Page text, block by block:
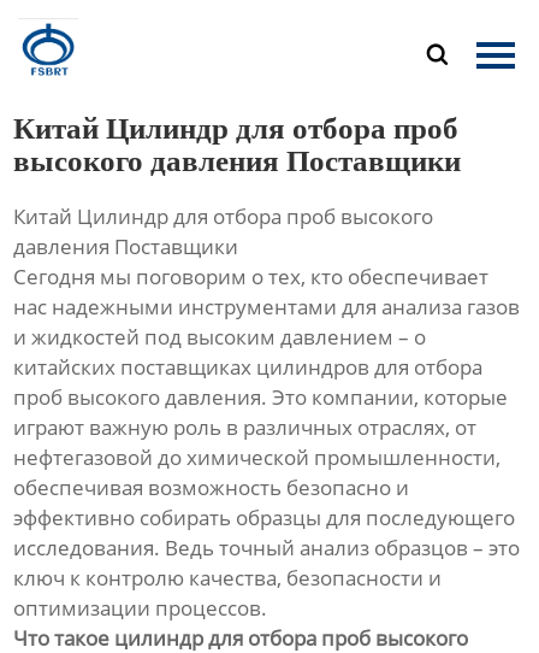

Главная
Новости
Контакты
Китай Цилиндр для отбора проб
высокого давления Поставщики
Китай Цилиндр для отбора проб высокого
давления Поставщики
Сегодня мы поговорим о тех, кто обеспечивает
нас надежными инструментами для анализа газов
и жидкостей под высоким давлением – о
китайских поставщиках цилиндров для отбора
проб высокого давления. Это компании, которые
играют важную роль в различных отраслях, от
нефтегазовой до химической промышленности,
обеспечивая возможность безопасно и
эффективно собирать образцы для последующего
исследования. Ведь точный анализ образцов – это
ключ к контролю качества, безопасности и
оптимизации процессов.
Что такое цилиндр для отбора проб высокого